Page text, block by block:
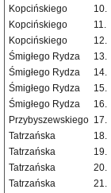
Kopcińskiego
10.
Kopcińskiego
11.
Kopcińskiego
12.
Śmigłego Rydza
13.
Śmigłego Rydza
14.
Śmigłego Rydza
15.
Śmigłego Rydza
16.
Przybyszewskiego 17.
Tatrzańska
18.
Tatrzańska
19.
Tatrzańska
20.
Tatrzańska
21.